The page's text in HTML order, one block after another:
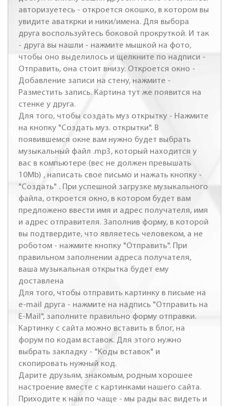
авторизуетесь - откроется окошко, в котором вы
увидите аваткрки и ники/имена. Для выбора
друга воспользуйтесь боковой прокруткой. И так
- друга вы нашли - нажмите мышкой на фото,
чтобы оно выделилось и щелкните по надписи -
Отправить, она стоит внизу. Откроется окно -
Добавление записи на стену, нажмите -
Разместить запись. Картина тут же появится на
стенке у друга.
Для того, чтобы создать муз открытку - Нажмите
на кнопку "Создать муз. открытки". В
появившемся окне вам нужно будет выбрать
музыкальный файл .mp3, который находится у
вас в компьютере (вес не должен превышать
10Mb) , написать свое письмо и нажать кнопку -
"Создать" . При успешной загрузке музыкального
файла, откроется окно, в котором будет вам
предложено ввести имя и адрес получателя, имя
и адрес отправителя. Заполнив форму, в которой
вы подтвердите, что являетесь человеком, а не
роботом - нажмите кнопку "Отправить". При
правильном заполнении адреса получателя,
ваша музыкальная открытка будет ему
доставлена
Для того, чтобы отправить картинку в письме на
e-mail друга - нажмите на надпись "Отправить на
E-Mail", заполните правильно форму отправки.
Картинку с сайта можно вставить в блог, на
форум по кодам вставок. Для этого нужно
выбрать закладку - "Коды вставок" и
скопировать нужный код.
Дарите друзьям, знакомым, родным хорошее
настроение вместе с картинками нашего сайта.
Приходите к нам по чаще - мы рады вас видеть и